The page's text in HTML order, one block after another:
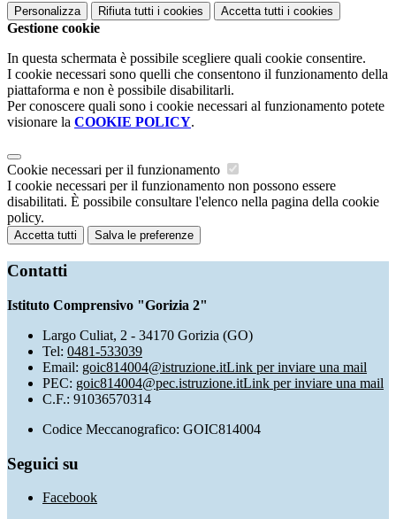
Personalizza Rifiuta tutti i cookies Accetta tutti i cookies
Gestione cookie
In questa schermata è possibile scegliere quali cookie consentire.
I cookie necessari sono quelli che consentono il funzionamento della
piattaforma e non è possibile disabilitarli.
Per conoscere quali sono i cookie necessari al funzionamento potete
visionare la COOKIE POLICY.
Cookie necessari per il funzionamento
I cookie necessari per il funzionamento non possono essere
disabilitati. È possibile consultare l'elenco nella pagina della cookie
policy.
Accetta tutti Salva le preferenze
Contatti
Istituto Comprensivo "Gorizia 2"
Largo Culiat, 2 - 34170 Gorizia (GO)
Tel: 0481-533039
Email: goic814004@istruzione.itLink per inviare una mail
PEC: goic814004@pec.istruzione.itLink per inviare una mail
C.F.: 91036570314
Codice Meccanografico: GOIC814004
Seguici su
Facebook